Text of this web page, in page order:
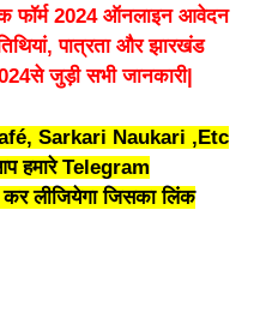
फॉर्म 2024 ऑनलाइन आवेदन
पात्रता और झारखंड
जुड़ी सभी जानकारी|
Sarkari Naukari ,Etc
हमारे Telegram
लीजियेगा जिसका लिंक